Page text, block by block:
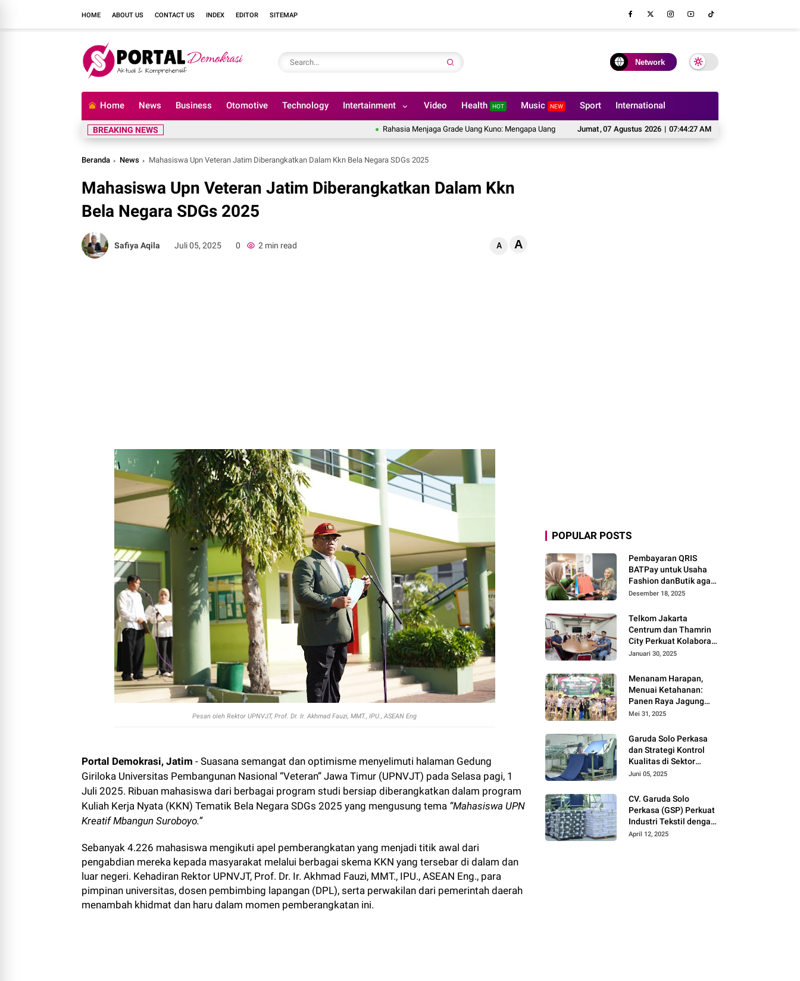
HOME ABOUT US CONTACT US INDEX EDITOR SITEMAP
Network
Home News Business Otomotive Technology Intertainment Video Health HOT Music NEW Sport International
Jumat,07 Agustus 2026 | 07:44:28 AM
BREAKING NEWS Rahasia Menjaga Grade Uang Kuno: Mengapa Uang Kertas Tidak Boleh Dilipat? Hal yang Harus Dipertimbangkan Sebelum
Beranda News Mahasiswa Upn Veteran Jatim Diberangkatkan Dalam Kkn Bela Negara SDGs 2025
Mahasiswa Upn Veteran Jatim Diberangkatkan Dalam Kkn
Bela Negara SDGs 2025
Safiya Aqila Juli 05, 2025 0 2 min read A A
Pesan oleh Rektor UPNVJT, Prof. Dr. Ir. Akhmad Fauzi, MMT., IPU., ASEAN Eng
Portal Demokrasi, Jatim - Suasana semangat dan optimisme menyelimuti halaman Gedung
Giriloka Universitas Pembangunan Nasional “Veteran” Jawa Timur (UPNVJT) pada Selasa pagi, 1
Juli 2025. Ribuan mahasiswa dari berbagai program studi bersiap diberangkatkan dalam program
Kuliah Kerja Nyata (KKN) Tematik Bela Negara SDGs 2025 yang mengusung tema “Mahasiswa UPN
Kreatif Mbangun Suroboyo.”
Sebanyak 4.226 mahasiswa mengikuti apel pemberangkatan yang menjadi titik awal dari
pengabdian mereka kepada masyarakat melalui berbagai skema KKN yang tersebar di dalam dan
luar negeri. Kehadiran Rektor UPNVJT, Prof. Dr. Ir. Akhmad Fauzi, MMT., IPU., ASEAN Eng., para
pimpinan universitas, dosen pembimbing lapangan (DPL), serta perwakilan dari pemerintah daerah
menambah khidmat dan haru dalam momen pemberangkatan ini.
POPULAR POSTS
Pembayaran QRIS
BATPay untuk Usaha
Fashion danButik agar
Transaksi Lebih Cepat
Desember 18, 2025
Telkom Jakarta
Centrum dan Thamrin
City Perkuat Kolaborasi
Kawasan Bisnis dan
Januari 30, 2025
Menanam Harapan,
Menuai Ketahanan:
Panen Raya Jagung
Warnai Sinergi Polres
Moutong
Mei 31, 2025
Garuda Solo Perkasa
dan Strategi Kontrol
Kualitas di Sektor
Tekstil
Juni 05, 2025
CV. Garuda Solo
Perkasa (GSP) Perkuat
Industri Tekstil dengan
Produksi Kain Greige
April 12, 2025